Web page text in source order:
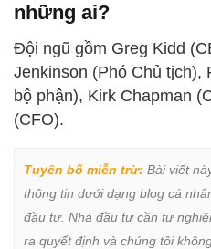
những ai?
Đội ngũ gồm Greg Kidd
Jenkinson (Phó Chủ tịch),
bộ phận), Kirk Chapman
(CFO).
Tuyên bố miễn trừ: Bài viết
thông tin dưới dạng blog cá
đầu tư. Nhà đầu tư cần tự
ra quyết định và chúng tôi